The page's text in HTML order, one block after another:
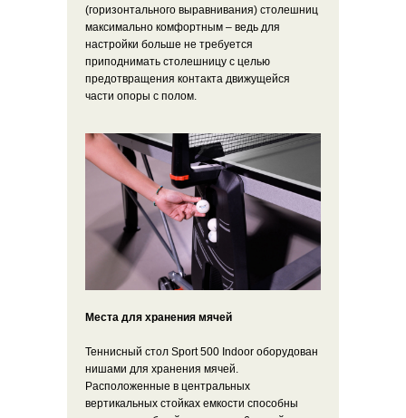
(горизонтального выравнивания) столешниц
максимально комфортным – ведь для
настройки больше не требуется
приподнимать столешницу с целью
предотвращения контакта движущейся
части опоры с полом.
Места для хранения мячей
Теннисный стол Sport 500 Indoor оборудован
нишами для хранения мячей.
Расположенные в центральных
вертикальных стойках емкости способны